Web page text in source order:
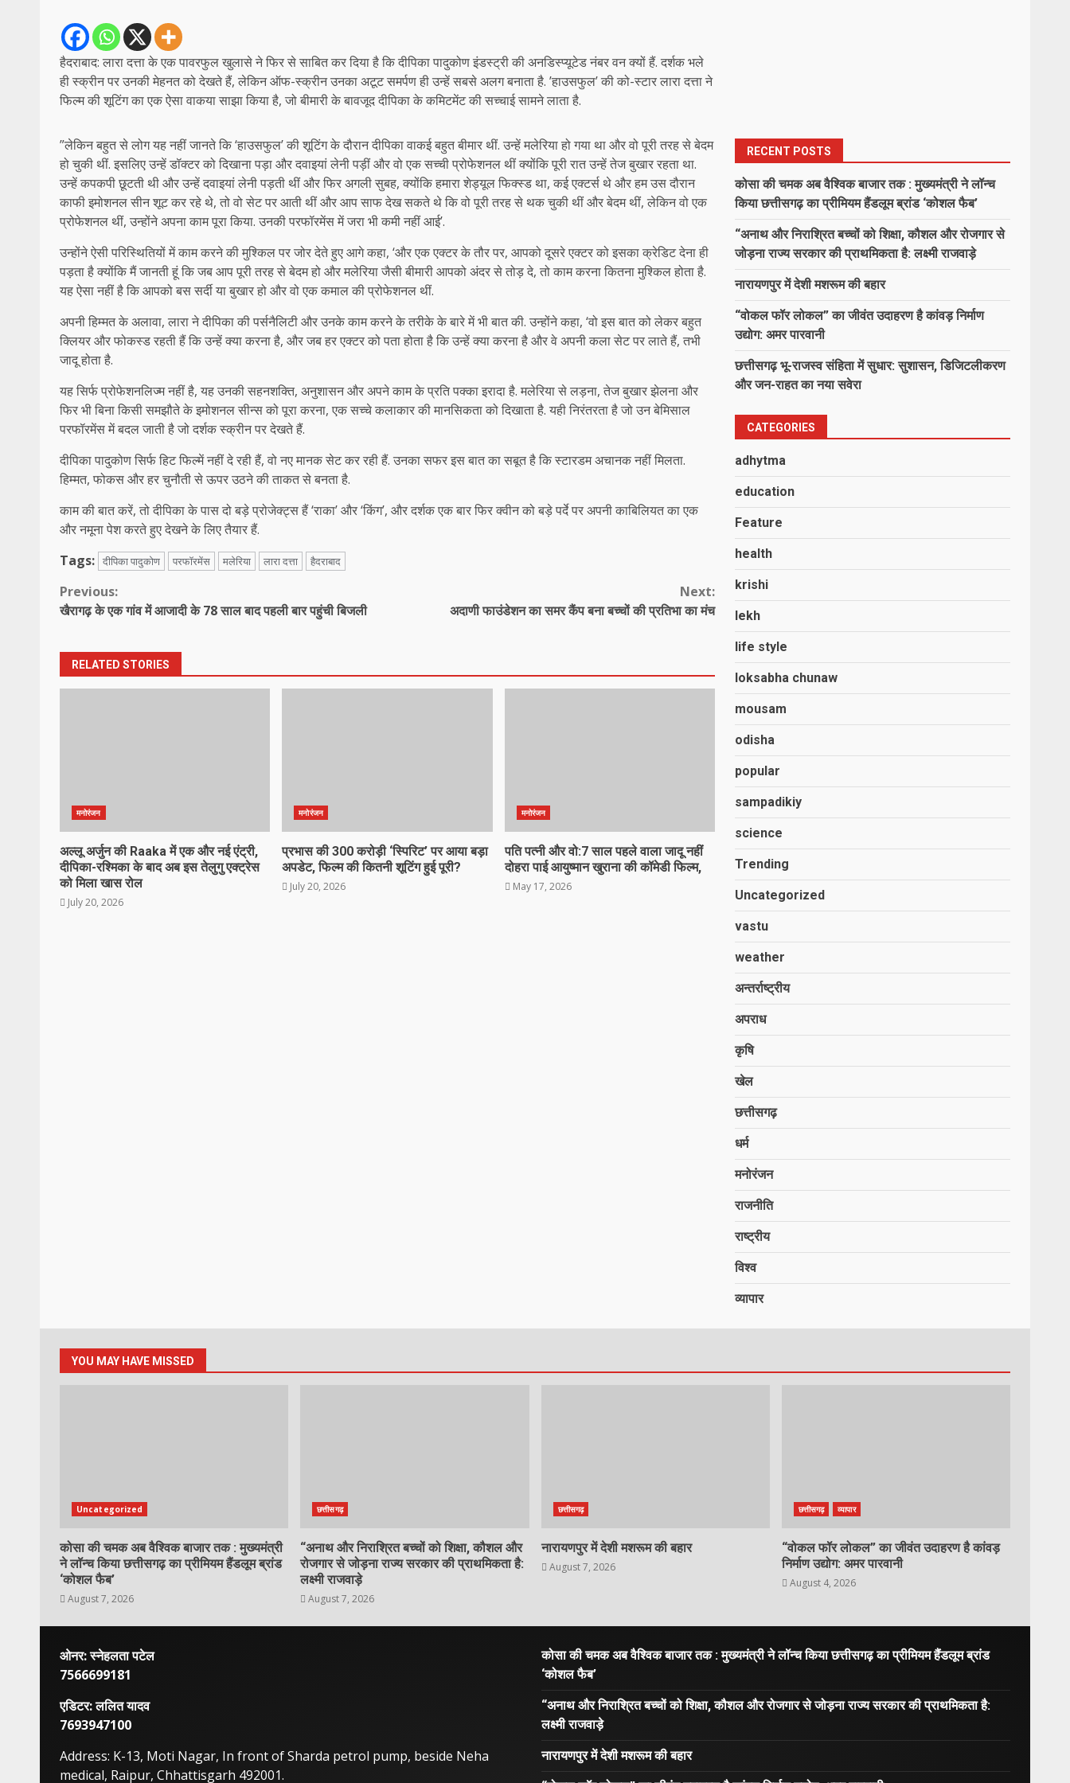
हैदराबाद: लारा दत्ता के एक पावरफुल खुलासे ने फिर से साबित कर दिया है कि दीपिका पादुकोण इंडस्ट्री की अनडिस्प्यूटेड नंबर वन क्यों हैं. दर्शक भले
ही स्क्रीन पर उनकी मेहनत को देखते हैं, लेकिन ऑफ-स्क्रीन उनका अटूट समर्पण ही उन्हें सबसे अलग बनाता है. ​’हाउसफुल’ की को-स्टार लारा दत्ता ने
फिल्म की शूटिंग का एक ऐसा वाकया साझा किया है, जो बीमारी के बावजूद दीपिका के कमिटमेंट की सच्चाई सामने लाता है.
​”लेकिन बहुत से लोग यह नहीं जानते कि ‘हाउसफुल’ की शूटिंग के दौरान दीपिका वाकई बहुत बीमार थीं. उन्हें मलेरिया हो गया था और वो पूरी तरह से बेदम
हो चुकी थीं. इसलिए उन्हें डॉक्टर को दिखाना पड़ा और दवाइयां लेनी पड़ीं और वो एक सच्ची प्रोफेशनल थीं क्योंकि पूरी रात उन्हें तेज बुखार रहता था.
उन्हें कपकपी छूटती थी और उन्हें दवाइयां लेनी पड़ती थीं और फिर अगली सुबह, क्योंकि हमारा शेड्यूल फिक्स्ड था, कई एक्टर्स थे और हम उस दौरान
काफी इमोशनल सीन शूट कर रहे थे, तो वो सेट पर आती थीं और आप साफ देख सकते थे कि वो पूरी तरह से थक चुकी थीं और बेदम थीं, लेकिन वो एक
प्रोफेशनल थीं, उन्होंने अपना काम पूरा किया. उनकी परफॉरमेंस में जरा भी कमी नहीं आई’.
​उन्होंने ऐसी परिस्थितियों में काम करने की मुश्किल पर जोर देते हुए आगे कहा, ‘और एक एक्टर के तौर पर, आपको दूसरे एक्टर को इसका क्रेडिट देना ही
पड़ता है क्योंकि मैं जानती हूं कि जब आप पूरी तरह से बेदम हो और मलेरिया जैसी बीमारी आपको अंदर से तोड़ दे, तो काम करना कितना मुश्किल होता है.
यह ऐसा नहीं है कि आपको बस सर्दी या बुखार हो और वो एक कमाल की प्रोफेशनल थीं.
अपनी हिम्मत के अलावा, लारा ने दीपिका की पर्सनैलिटी और उनके काम करने के तरीके के बारे में भी बात की. उन्होंने कहा, ‘वो इस बात को लेकर बहुत
क्लियर और फोकस्ड रहती हैं कि उन्हें क्या करना है, और जब हर एक्टर को पता होता है कि उन्हें क्या करना है और वे अपनी कला सेट पर लाते हैं, तभी
जादू होता है.
​यह सिर्फ प्रोफेशनलिज्म नहीं है, यह उनकी सहनशक्ति, अनुशासन और अपने काम के प्रति पक्का इरादा है. मलेरिया से लड़ना, तेज बुखार झेलना और
फिर भी बिना किसी समझौते के इमोशनल सीन्स को पूरा करना, एक सच्चे कलाकार की मानसिकता को दिखाता है. यही निरंतरता है जो उन बेमिसाल
परफॉरमेंस में बदल जाती है जो दर्शक स्क्रीन पर देखते हैं.
​दीपिका पादुकोण सिर्फ हिट फिल्में नहीं दे रही हैं, वो नए मानक सेट कर रही हैं. उनका सफर इस बात का सबूत है कि स्टारडम अचानक नहीं मिलता.
हिम्मत, फोकस और हर चुनौती से ऊपर उठने की ताकत से बनता है.
​काम की बात करें, तो दीपिका के पास दो बड़े प्रोजेक्ट्स हैं ‘राका’ और ‘किंग’, और दर्शक एक बार फिर क्वीन को बड़े पर्दे पर अपनी काबिलियत का एक
और नमूना पेश करते हुए देखने के लिए तैयार हैं.
Tags: दीपिका पादुकोण परफॉरमेंस मलेरिया लारा दत्ता हैदराबाद
Continue
Reading
Previous:
खैरागढ़ के एक गांव में आजादी के 78 साल बाद पहली बार पहुंची बिजली
Next:
अदाणी फाउंडेशन का समर कैंप बना बच्चों की प्रतिभा का मंच
RELATED STORIES
मनोरंजन
अल्लू अर्जुन की Raaka में एक और नई एंट्री,
दीपिका-रश्मिका के बाद अब इस तेलुगु एक्ट्रेस
को मिला खास रोल
July 20, 2026
मनोरंजन
प्रभास की 300 करोड़ी ‘स्पिरिट’ पर आया बड़ा
अपडेट, फिल्म की कितनी शूटिंग हुई पूरी?
July 20, 2026
मनोरंजन
पति पत्नी और वो:7 साल पहले वाला जादू नहीं
दोहरा पाई आयुष्मान खुराना की कॉमेडी फिल्म,
May 17, 2026
RECENT POSTS
कोसा की चमक अब वैश्विक बाजार तक : मुख्यमंत्री ने लॉन्च
किया छत्तीसगढ़ का प्रीमियम हैंडलूम ब्रांड ‘कोशल फैब’
“अनाथ और निराश्रित बच्चों को शिक्षा, कौशल और रोजगार से
जोड़ना राज्य सरकार की प्राथमिकता है: लक्ष्मी राजवाड़े
नारायणपुर में देशी मशरूम की बहार
“वोकल फॉर लोकल” का जीवंत उदाहरण है कांवड़ निर्माण
उद्योग: अमर पारवानी
छत्तीसगढ़ भू-राजस्व संहिता में सुधार: सुशासन, डिजिटलीकरण
और जन-राहत का नया सवेरा
CATEGORIES
adhytma
education
Feature
health
krishi
lekh
life style
loksabha chunaw
mousam
odisha
popular
sampadikiy
science
Trending
Uncategorized
vastu
weather
अन्तर्राष्ट्रीय
अपराध
कृषि
खेल
छत्तीसगढ़
धर्म
मनोरंजन
राजनीति
राष्ट्रीय
विश्व
व्यापार
YOU MAY HAVE MISSED
Uncategorized
कोसा की चमक अब वैश्विक बाजार तक : मुख्यमंत्री
ने लॉन्च किया छत्तीसगढ़ का प्रीमियम हैंडलूम ब्रांड
‘कोशल फैब’
August 7, 2026
छत्तीसगढ़
“अनाथ और निराश्रित बच्चों को शिक्षा, कौशल और
रोजगार से जोड़ना राज्य सरकार की प्राथमिकता है:
लक्ष्मी राजवाड़े
August 7, 2026
छत्तीसगढ़
नारायणपुर में देशी मशरूम की बहार
August 7, 2026
छत्तीसगढ़ व्यापार
“वोकल फॉर लोकल” का जीवंत उदाहरण है कांवड़
निर्माण उद्योग: अमर पारवानी
August 4, 2026
ओनर: स्नेहलता पटेल
7566699181
एडिटर: ललित यादव
7693947100
Address: K-13, Moti Nagar, In front of Sharda petrol pump, beside Neha
medical, Raipur, Chhattisgarh 492001.
कोसा की चमक अब वैश्विक बाजार तक : मुख्यमंत्री ने लॉन्च किया छत्तीसगढ़ का प्रीमियम हैंडलूम ब्रांड
‘कोशल फैब’
“अनाथ और निराश्रित बच्चों को शिक्षा, कौशल और रोजगार से जोड़ना राज्य सरकार की प्राथमिकता है:
लक्ष्मी राजवाड़े
नारायणपुर में देशी मशरूम की बहार